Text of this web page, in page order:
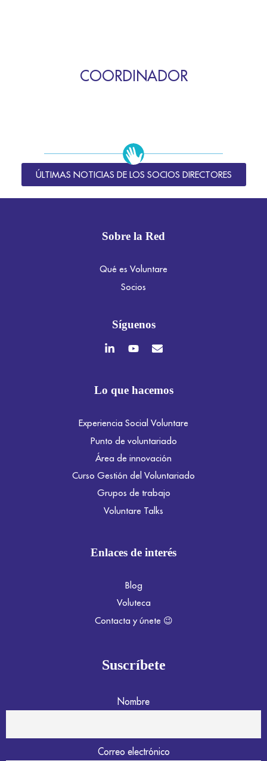
COORDINADOR
ÚLTIMAS NOTICIAS DE LOS SOCIOS DIRECTORES
Sobre la Red
Qué es Voluntare
Socios
Síguenos
Lo que hacemos
Experiencia Social Voluntare
Punto de voluntariado
Área de innovación
Curso Gestión del Voluntariado
Grupos de trabajo
Voluntare Talks
Enlaces de interés
Blog
Voluteca
Contacta y únete 😉
Suscríbete
Nombre
Correo electrónico